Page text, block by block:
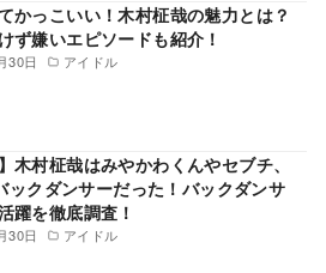
30日 アイドル
かっこいい！木村柾哉の魅力とは？
ず嫌いエピソードも紹介！
30日 アイドル
木村柾哉はみやかわくんやセブチ、
クダンサーだった！バックダンサ
躍を徹底調査！